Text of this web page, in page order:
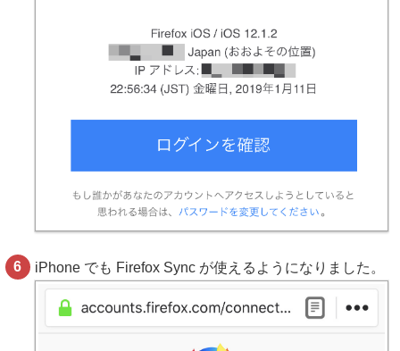
iPhone でも Firefox Sync が使えるようになりました。